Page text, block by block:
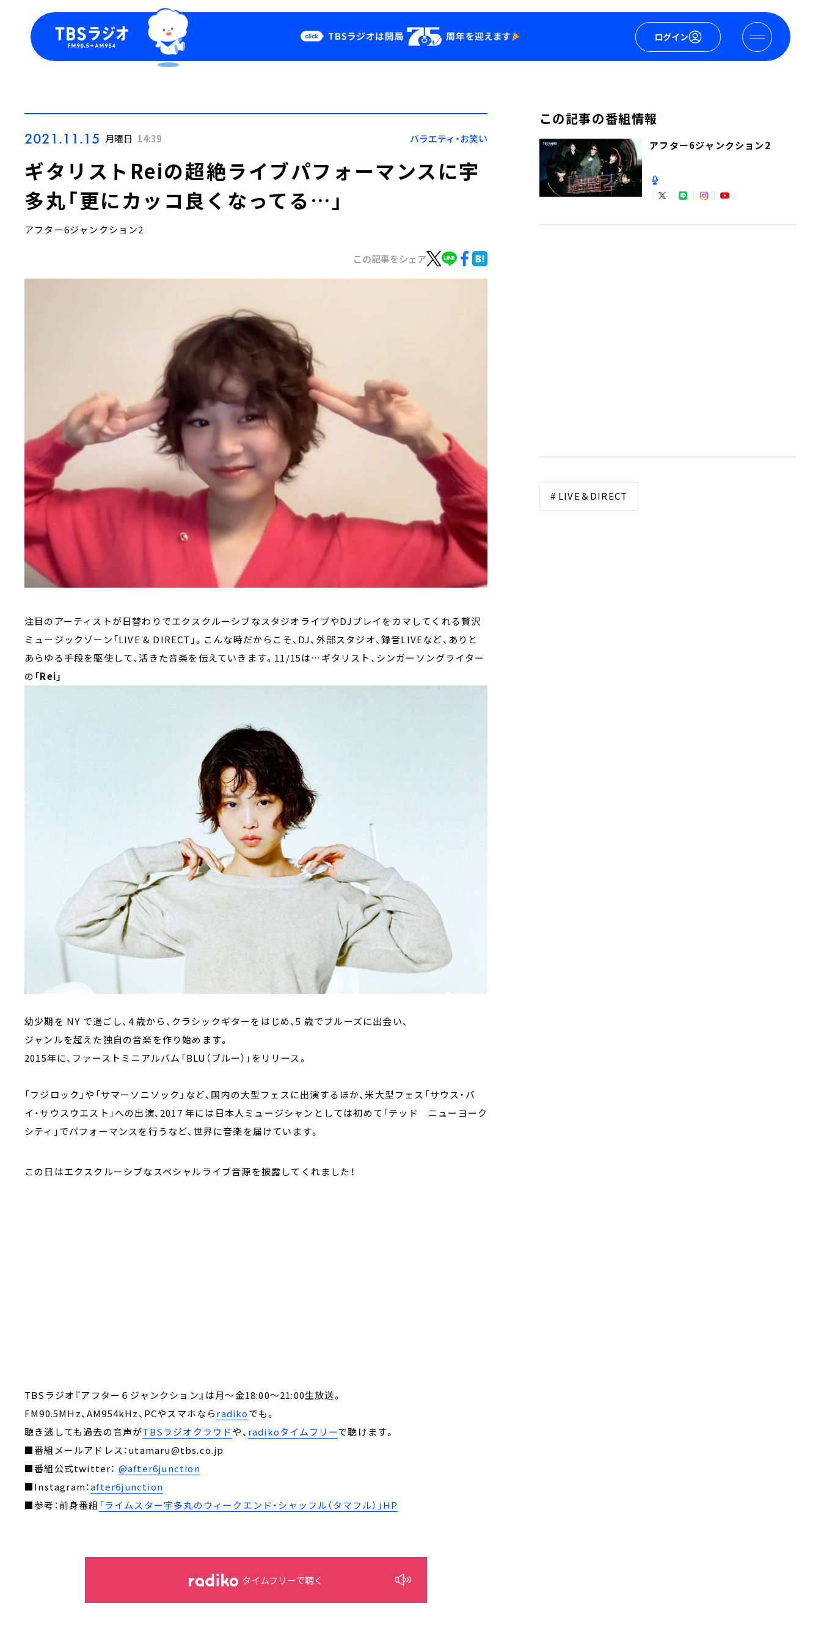
ログイン
Podcast
YouTube
会社情報
2021.11.15 月曜日 14:39 バラエティ・お笑い
ギタリストReiの超絶ライブパフォーマンスに宇
多丸「更にカッコ良くなってる…」
アフター6ジャンクション2
この記事をシェア
注目のアーティストが日替わりでエクスクルーシブなスタジオライブやDJプレイをカマしてくれる贅沢
ミュージックゾーン「LIVE & DIRECT」。こんな時だからこそ、DJ、外部スタジオ、録音LIVEなど、ありと
あらゆる手段を駆使して、活きた音楽を伝えていきます。11/15は…ギタリスト、シンガーソングライター
の 「Rei」
幼少期を NY で過ごし、4 歳から、クラシックギターをはじめ、5 歳でブルーズに出会い、
ジャンルを超えた独自の音楽を作り始めます。
2015年に、ファーストミニアルバム「BLU（ブルー）」をリリース。
「フジロック」や「サマーソニソック」など、国内の大型フェスに出演するほか、米大型フェス「サウス・バ
イ・サウスウエスト」への出演、2017 年には日本人ミュージシャンとしては初めて「テッド ニューヨーク
シティ」でパフォーマンスを行うなど、世界に音楽を届けています。
この日はエクスクルーシブなスペシャルライブ音源を披露してくれました！
TBSラジオ『アフター６ジャンクション』は月～金18:00～21:00生放送。
FM90.5MHz、AM954kHz、PCやスマホならradikoでも。
聴き逃しても過去の音声がTBSラジオクラウドや、 radikoタイムフリーで聴けます。
■番組メールアドレス：utamaru@tbs.co.jp
■番組公式twitter： @after6junction
■Instagram：after6junction
■参考：前身番組 「ライムスター宇多丸のウィークエンド・シャッフル（タマフル）」HP
タイムフリーで聴く
この記事の番組情報
アフター6ジャンクション2
# LIVE＆DIRECT